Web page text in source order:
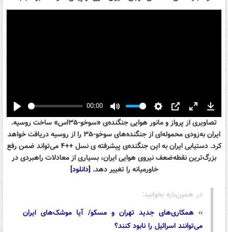
Play
00:00
Mute Settings
PIP Enter
fullscreen
تصاویری از پرواز و مانور هوایی جنگنده‌ی «سوخو-۳۵اس» ساخت روسیه.
ایران به‌زودی محموله‌ای از جنگنده‌های سوخو-۳۵ را از روسیه دریافت خواهد
کرد. دستیابی ایران به این جنگنده‌ی پیشرفته ی نسل ++۴ می‌تواند ضمن رفع
بزرگ‌ترین نقطه‌ضعف نیروی هوایی ایران، بسیاری از معادلات راهبردی در
خاورمیانه را تغییر دهد. [دانلود]
در همین‌باره بخوانید:
›› همکاری‌های جدید تهران و مسکو/ آیا موشک‌های ایران
می‌توانند اسرائیل را نابود کنند؟